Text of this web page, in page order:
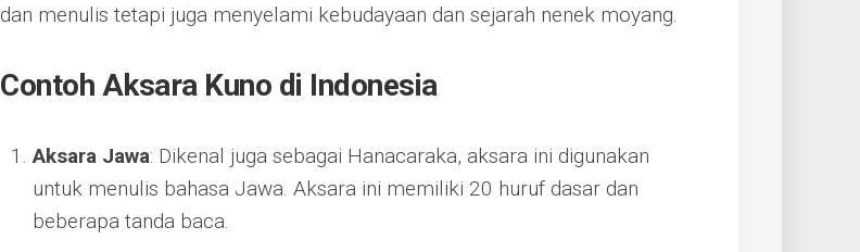
dan menulis tetapi juga menyelami kebudayaan dan sejarah nenek moyang.
Contoh Aksara Kuno di Indonesia
Aksara Jawa: Dikenal juga sebagai Hanacaraka, aksara ini digunakan
untuk menulis bahasa Jawa. Aksara ini memiliki 20 huruf dasar dan
beberapa tanda baca.